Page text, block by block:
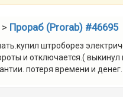
Прораб (Prorab) #46695
штроборез
и отключается.(
потеря времени и